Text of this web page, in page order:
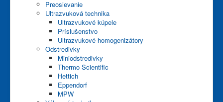
Preosievanie
Ultrazvuková technika
Ultrazvukové kúpele
Príslušenstvo
Ultrazvukové homogenizátory
Odstredivky
Miniodstredivky
Thermo Scientific
Hettich
Eppendorf
MPW